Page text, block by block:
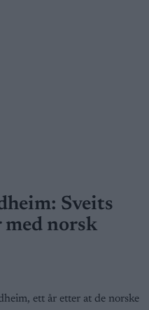
Sveits
med norsk
ett år etter at de norske